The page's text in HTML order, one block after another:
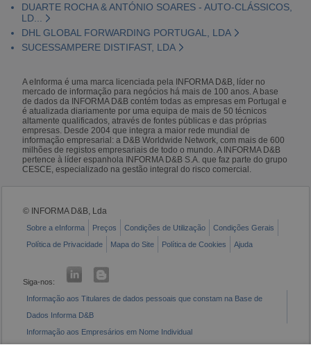
DUARTE ROCHA & ANTÓNIO SOARES - AUTO-CLÁSSICOS,
LD...
DHL GLOBAL FORWARDING PORTUGAL, LDA
SUCESSAMPERE DISTIFAST, LDA
A eInforma é uma marca licenciada pela INFORMA D&B, líder no
mercado de informação para negócios há mais de 100 anos. A base
de dados da INFORMA D&B contém todas as empresas em Portugal e
é atualizada diariamente por uma equipa de mais de 50 técnicos
altamente qualificados, através de fontes públicas e das próprias
empresas. Desde 2004 que integra a maior rede mundial de
informação empresarial: a D&B Worldwide Network, com mais de 600
milhões de registos empresariais de todo o mundo. A INFORMA D&B
pertence à líder espanhola INFORMA D&B S.A. que faz parte do grupo
CESCE, especializado na gestão integral do risco comercial.
© INFORMA D&B, Lda
Sobre a eInforma Preços Condições de Utilização
Condições Gerais
Política de Privacidade
Mapa do Site Política de Cookies Ajuda
Siga-nos:
Informação aos Titulares de dados pessoais que constam na Base de
Dados Informa D&B
Informação aos Empresários em Nome Individual